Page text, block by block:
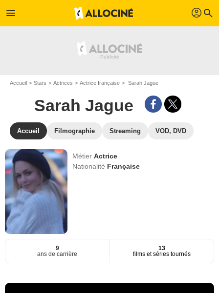
menu profil search
Accueil Stars Actrices Actrice française Sarah Jague
Sarah Jague
Accueil Filmographie Streaming VOD, DVD
MétierActrice
Nationalité Française
9
ans de carrière
13
films et séries tournés